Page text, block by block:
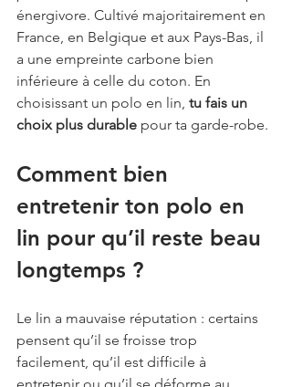
énergivore. Cultivé majoritairement en
France, en Belgique et aux Pays-Bas, il
a une empreinte carbone bien
inférieure à celle du coton. En
choisissant un polo en lin, tu fais un
choix plus durable pour ta garde-robe.
Comment bien
entretenir ton polo en
lin pour qu’il reste beau
longtemps ?
Le lin a mauvaise réputation : certains
pensent qu’il se froisse trop
facilement, qu’il est difficile à